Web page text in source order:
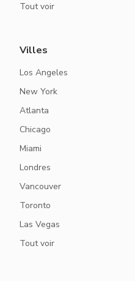
Tout voir
Villes
Los Angeles
New York
Atlanta
Chicago
Miami
Londres
Vancouver
Toronto
Las Vegas
Tout voir